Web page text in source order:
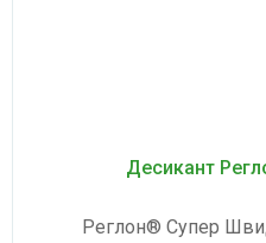
Десикант
Реглон® Супер